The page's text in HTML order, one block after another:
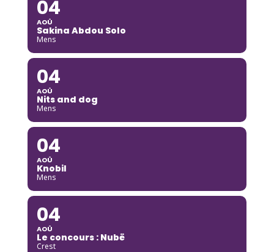
04
AOÛ
Sakina Abdou Solo
Mens
04
AOÛ
Nits and dog
Mens
04
AOÛ
Knobil
Mens
04
AOÛ
Le concours : Nubë
Crest